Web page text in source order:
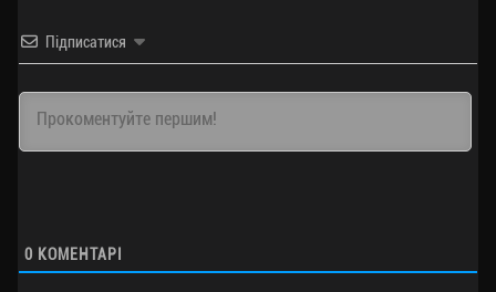
Підписатися
0 КОМЕНТАРІ